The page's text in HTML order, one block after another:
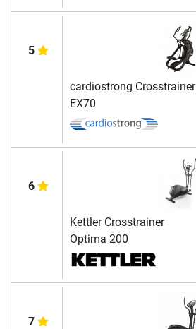
5
cardiostrong Crosstrainer
EX70
6
Kettler Crosstrainer
Optima 200
7